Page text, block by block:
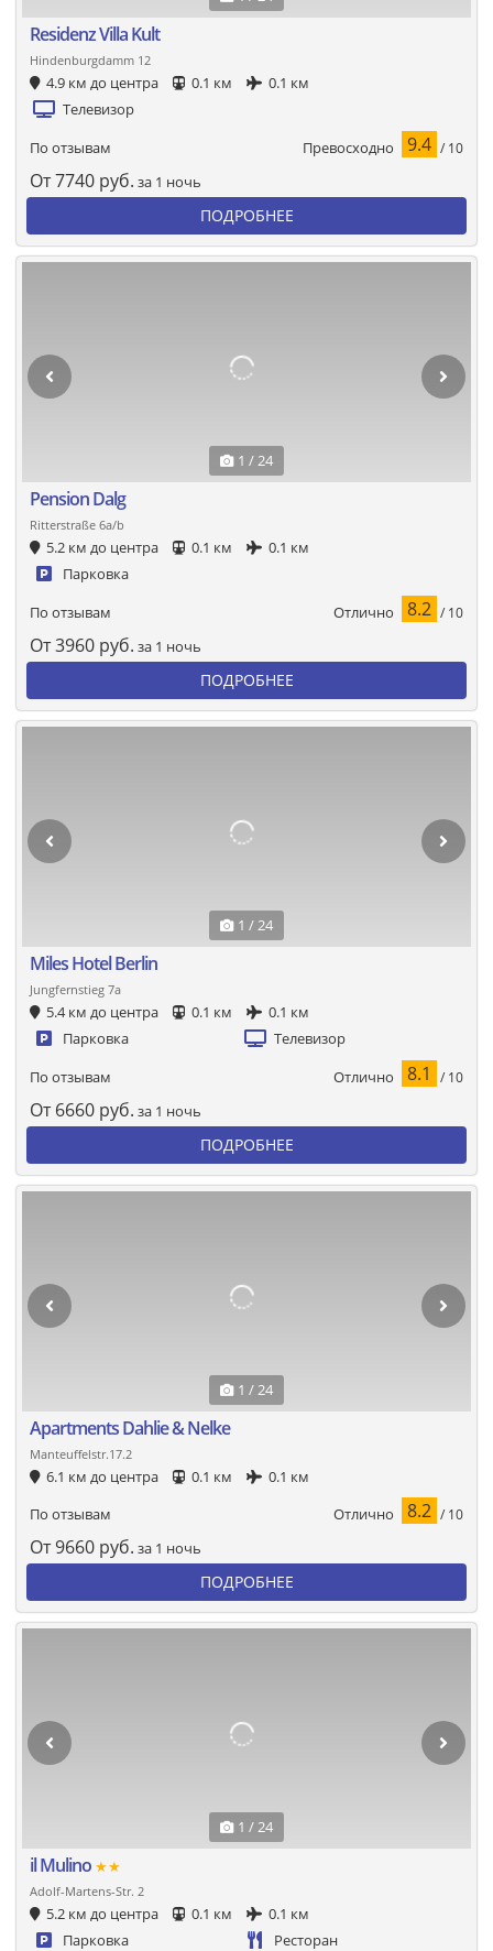
Residenz Villa Kult
Hindenburgdamm 12
4.9 км до центра 0.1 км
0.1 км
Телевизор
По отзывам Превосходно 9.4 / 10
От7740 руб. за 1 ночь
ПОДРОБНЕЕ
1 / 24
Pension Dalg
Ritterstraße 6a/b
5.2 км до центра 0.1 км
0.1 км
Парковка
По отзывам Отлично 8.2 / 10
От3960 руб. за 1 ночь
ПОДРОБНЕЕ
1 / 24
Miles Hotel Berlin
Jungfernstieg 7a
5.4 км до центра 0.1 км
0.1 км
Парковка
Телевизор
По отзывам Отлично 8.1 / 10
От 6660 руб. за 1 ночь
ПОДРОБНЕЕ
1 / 24
Apartments Dahlie & Nelke
Manteuffelstr.17.2
6.1 км до центра 0.1 км
0.1 км
По отзывам
Отлично 8.2 / 10
От9660 руб. за 1 ночь
ПОДРОБНЕЕ
1 / 24
il Mulino ★★
Adolf-Martens-Str. 2
5.2 км до центра 0.1 км
0.1 км
Парковка
Ресторан